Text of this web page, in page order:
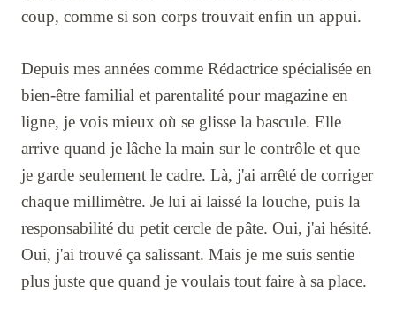
coup, comme si son corps trouvait enfin un appui.
Depuis mes années comme Rédactrice spécialisée en
bien-être familial et parentalité pour magazine en
ligne, je vois mieux où se glisse la bascule. Elle
arrive quand je lâche la main sur le contrôle et que
je garde seulement le cadre. Là, j'ai arrêté de corriger
chaque millimètre. Je lui ai laissé la louche, puis la
responsabilité du petit cercle de pâte. Oui, j'ai hésité.
Oui, j'ai trouvé ça salissant. Mais je me suis sentie
plus juste que quand je voulais tout faire à sa place.